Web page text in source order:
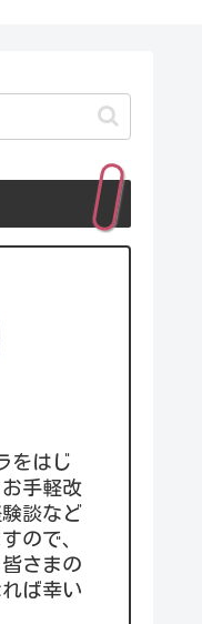
をはじ
手軽改
談など
ので、
さまの
ば幸い